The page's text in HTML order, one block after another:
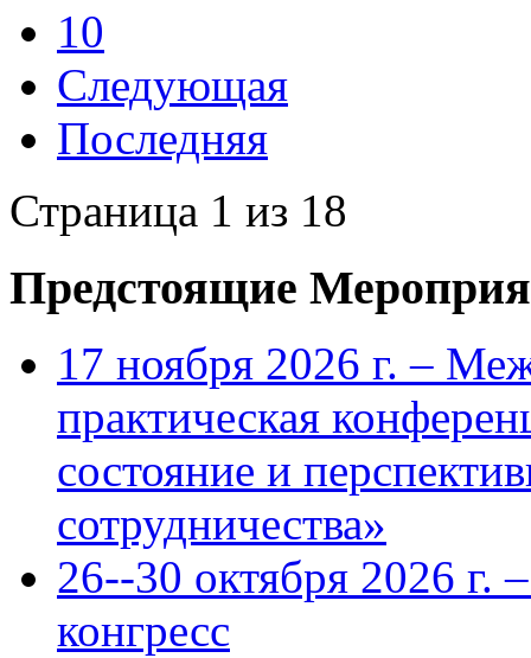
10
Следующая
Последняя
Страница 1 из 18
Предстоящие
17 ноября 2026 г. –
практическая
состояние и
сотрудничества»
26--30 октября 2026 г.
конгресс